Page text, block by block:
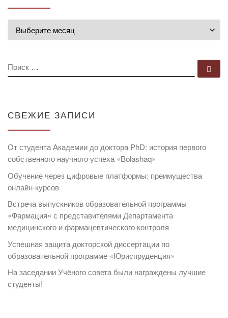
ПОИСК
СВЕЖИЕ ЗАПИСИ
От студента Академии до доктора PhD: история первого
собственного научного успеха «Bolashaq»
Обучение через цифровые платформы: преимущества
онлайн-курсов
Встреча выпускников образовательной программы
«Фармация» с представителями Департамента
медицинского и фармацевтического контроля
Успешная защита докторской диссертации по
образовательной программе «Юриспруденция»
На заседании Учёного совета были награждены лучшие
студенты!